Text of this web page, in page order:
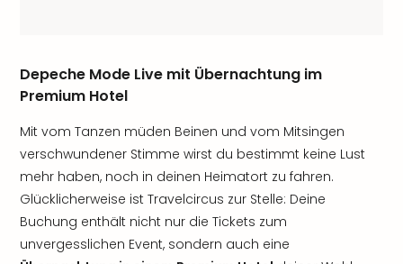
Depeche Mode Live mit Übernachtung im
Premium Hotel
Mit vom Tanzen müden Beinen und vom Mitsingen
verschwundener Stimme wirst du bestimmt keine Lust
mehr haben, noch in deinen Heimatort zu fahren.
Glücklicherweise ist Travelcircus zur Stelle: Deine
Buchung enthält nicht nur die Tickets zum
unvergesslichen Event, sondern auch eine